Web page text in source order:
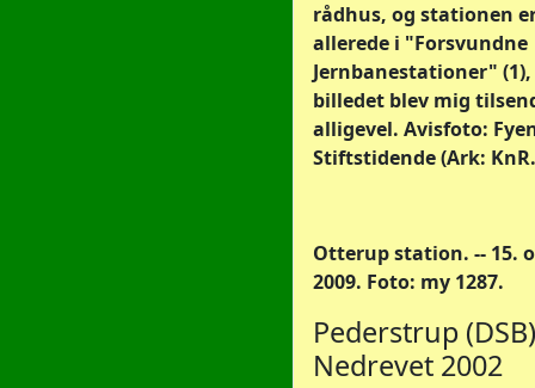
rådhus, og stationen
allerede i "Forsvundne
Jernbanestationer"
billedet blev mig
alligevel. Avisfoto:
Stiftstidende (Ark:
Otterup station. -- 15.
2009. Foto: my 1287.
Pederstrup
Nedrevet 2002